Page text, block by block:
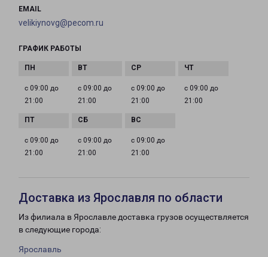
EMAIL
velikiynovg@pecom.ru
ГРАФИК РАБОТЫ
с 09:00 до
21:00
с 09:00 до
21:00
с 09:00 до
21:00
с 09:00 до
21:00
с 09:00 до
21:00
с 09:00 до
21:00
с 09:00 до
21:00
Доставка из Ярославля по области
Из филиала в Ярославле доставка грузов осуществляется
в следующие города:
Ярославль